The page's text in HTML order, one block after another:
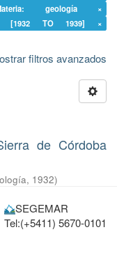
geología ×
[1932 TO 1939] ×
filtros avanzados
de Córdoba
, 1932)
SEGEMAR
Tel:(+5411) 5670-0101